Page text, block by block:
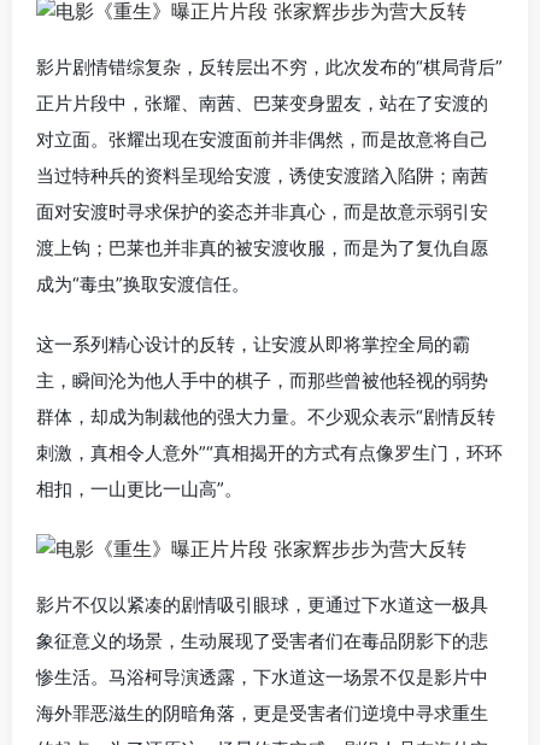
影片剧情错综复杂，反转层出不穷，此次发布的“棋局背后”
正片片段中，张耀、南茜、巴莱变身盟友，站在了安渡的
对立面。张耀出现在安渡面前并非偶然，而是故意将自己
当过特种兵的资料呈现给安渡，诱使安渡踏入陷阱；南茜
面对安渡时寻求保护的姿态并非真心，而是故意示弱引安
渡上钩；巴莱也并非真的被安渡收服，而是为了复仇自愿
成为“毒虫”换取安渡信任。
这一系列精心设计的反转，让安渡从即将掌控全局的霸
主，瞬间沦为他人手中的棋子，而那些曾被他轻视的弱势
群体，却成为制裁他的强大力量。不少观众表示“剧情反转
刺激，真相令人意外”“真相揭开的方式有点像罗生门，环环
相扣，一山更比一山高”。
影片不仅以紧凑的剧情吸引眼球，更通过下水道这一极具
象征意义的场景，生动展现了受害者们在毒品阴影下的悲
惨生活。马浴柯导演透露，下水道这一场景不仅是影片中
海外罪恶滋生的阴暗角落，更是受害者们逆境中寻求重生